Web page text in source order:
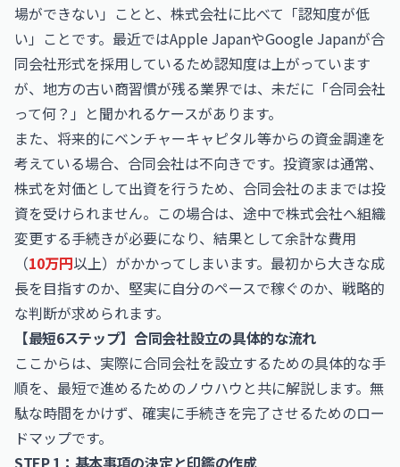
場ができない」ことと、株式会社に比べて「認知度が低
い」ことです。最近ではApple JapanやGoogle Japanが合
同会社形式を採用しているため認知度は上がっています
が、地方の古い商習慣が残る業界では、未だに「合同会社
って何？」と聞かれるケースがあります。
また、将来的にベンチャーキャピタル等からの資金調達を
考えている場合、合同会社は不向きです。投資家は通常、
株式を対価として出資を行うため、合同会社のままでは投
資を受けられません。この場合は、途中で株式会社へ組織
変更する手続きが必要になり、結果として余計な費用
（10万円以上）がかかってしまいます。最初から大きな成
長を目指すのか、堅実に自分のペースで稼ぐのか、戦略的
な判断が求められます。
【最短6ステップ】合同会社設立の具体的な流れ
ここからは、実際に合同会社を設立するための具体的な手
順を、最短で進めるためのノウハウと共に解説します。無
駄な時間をかけず、確実に手続きを完了させるためのロー
ドマップです。
STEP 1：基本事項の決定と印鑑の作成